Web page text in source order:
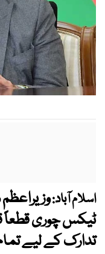
اسلام آباد:
ٹیکس چوری قطعاً
تدارک کے لیے